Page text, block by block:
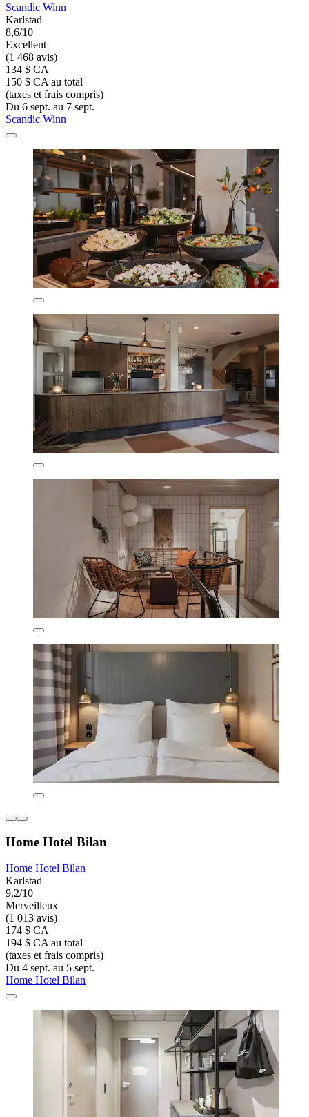
Scandic Winn
Karlstad
8,6/10
Excellent
(1 468 avis)
134 $ CA
150 $ CA au total
(taxes et frais compris)
Du 6 sept. au 7 sept.
Scandic Winn
Home Hotel Bilan
Home Hotel Bilan
Karlstad
9,2/10
Merveilleux
(1 013 avis)
174 $ CA
194 $ CA au total
(taxes et frais compris)
Du 4 sept. au 5 sept.
Home Hotel Bilan